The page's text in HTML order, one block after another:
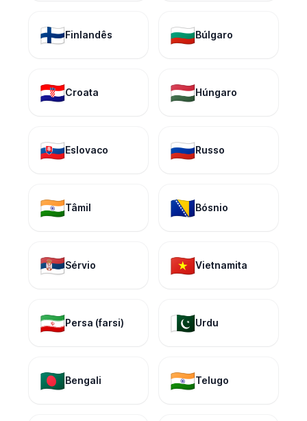
🇫🇮Finlandês 🇧🇬Búlgaro
🇭🇷Croata 🇭🇺Húngaro
🇸🇰Eslovaco 🇷🇺Russo
🇮🇳Tâmil 🇧🇦Bósnio
🇷🇸Sérvio 🇻🇳Vietnamita
🇮🇷Persa (farsi) 🇵🇰Urdu
🇧🇩Bengali 🇮🇳Telugo